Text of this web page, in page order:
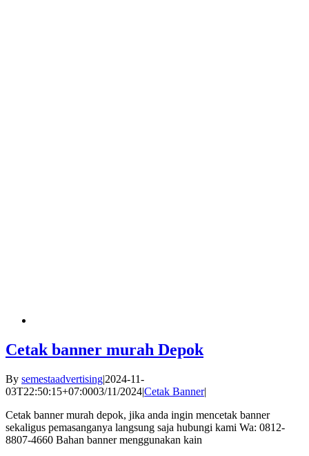
Cetak banner murah Depok
By semestaadvertising|2024-11-
03T22:50:15+07:0003/11/2024|Cetak Banner|
Cetak banner murah depok, jika anda ingin mencetak banner
sekaligus pemasanganya langsung saja hubungi kami Wa: 0812-
8807-4660 Bahan banner menggunakan kain